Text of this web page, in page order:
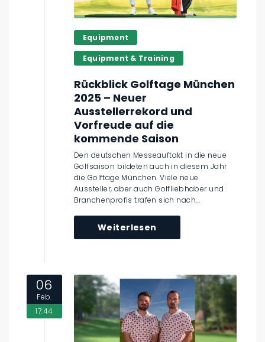
Equipment
Equipment & Training
Rückblick Golftage München
2025 – Neuer
Ausstellerrekord und
Vorfreude auf die
kommende Saison
Den deutschen Messeauftakt in die neue
Golfsaison bildeten auch in diesem Jahr
die Golftage München. Viele neue
Aussteller, aber auch Golfliebhaber und
Branchenprofis trafen sich nach...
Weiterlesen
06
Feb.
17:44